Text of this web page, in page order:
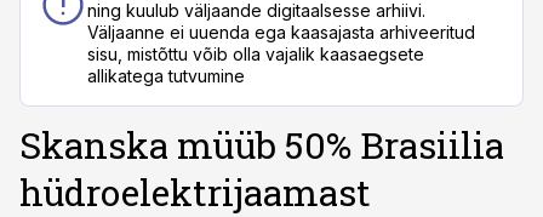
ning kuulub väljaande digitaalsesse arhiivi.
Väljaanne ei uuenda ega kaasajasta arhiveeritud
sisu, mistõttu võib olla vajalik kaasaegsete
allikatega tutvumine
Skanska müüb 50% Brasiilia
hüdroelektrijaamast